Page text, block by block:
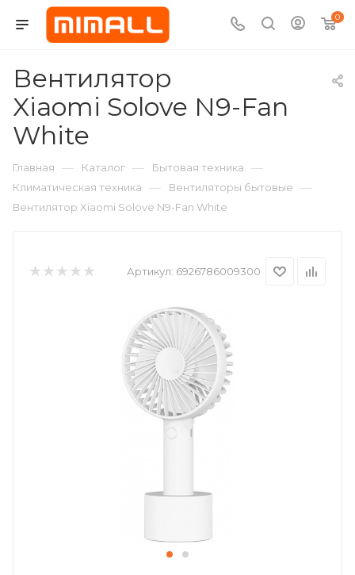
0
Вентилятор
Xiaomi Solove N9-Fan
White
Главная — Каталог — Бытовая техника —
Климатическая техника — Вентиляторы бытовые —
Вентилятор Xiaomi Solove N9-Fan White
Артикул: 6926786009300